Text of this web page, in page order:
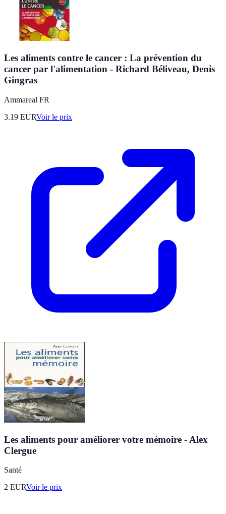
Les aliments contre le cancer : La prévention du
cancer par l'alimentation - Richard Béliveau, Denis
Gingras
Ammareal FR
3.19 EURVoir le prix
Les aliments pour améliorer votre mémoire - Alex
Clergue
Santé
2 EURVoir le prix